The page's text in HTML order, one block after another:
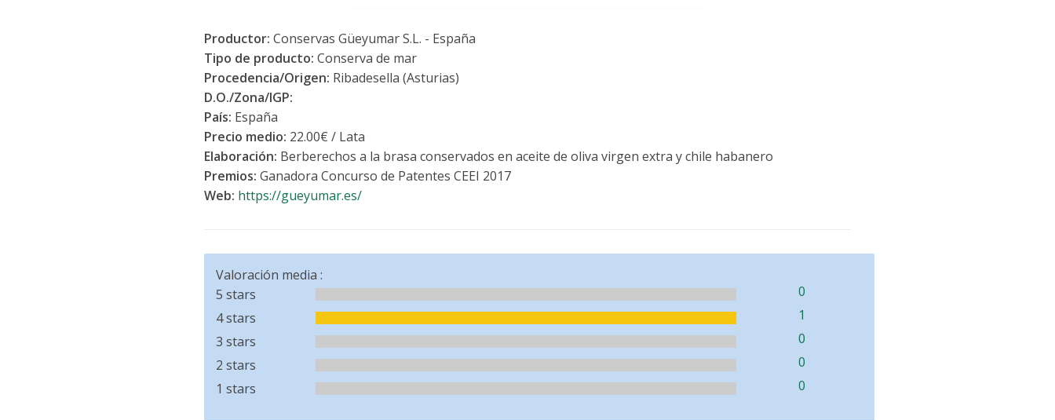
Productor: Conservas Güeyumar S.L. - España
Tipo de producto: Conserva de mar
Procedencia/Origen: Ribadesella (Asturias)
D.O./Zona/IGP:
País: España
Precio medio: 22.00€ / Lata
Elaboración: Berberechos a la brasa conservados en aceite de oliva virgen extra y chile habanero
Premios: Ganadora Concurso de Patentes CEEI 2017
Web: https://gueyumar.es/
Valoración media :
5 stars
0
4 stars
1
3 stars
0
2 stars
0
1 stars
0